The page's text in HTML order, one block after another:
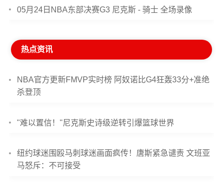
05月24日NBA东部决赛G3 尼克斯 - 骑士 全场录像
热点资讯
NBA官方更新FMVP实时榜 阿奴诺比G4狂轰33分+准绝
杀登顶
"难以置信！"尼克斯史诗级逆转引爆篮球世界
纽约球迷围殴马刺球迷画面疯传！唐斯紧急谴责 文班亚
马怒斥：不可接受